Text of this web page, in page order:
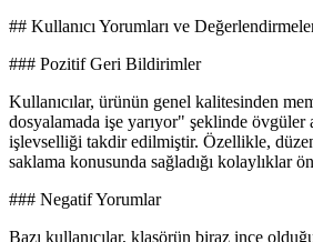
## Kullanıcı Yorumları ve
### Pozitif Geri Bildirimler
Kullanıcılar, ürünün genel kalitesinden
dosyalamada işe yarıyor" şeklinde övgüler
işlevselliği takdir edilmiştir. Özellikle,
saklama konusunda sağladığı kolaylıklar
### Negatif Yorumlar
Bazı kullanıcılar, klasörün biraz ince